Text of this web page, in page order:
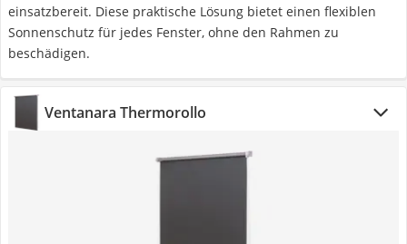
einsatzbereit. Diese praktische Lösung bietet einen flexiblen
Sonnenschutz für jedes Fenster, ohne den Rahmen zu
beschädigen.
Ventanara Thermorollo